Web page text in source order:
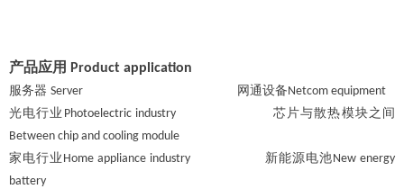
产品应用 Product application
服务器 Server 网通设备Netcom equipment
光电行业 Photoelectric industry
芯片与散热模块之间
Between chip and cooling module
家电行业 Home appliance industry 新能源电池New energy
battery